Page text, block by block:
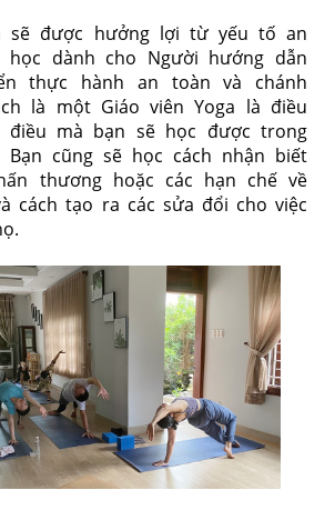
sẽ được hưởng lợi từ yếu tố an
học dành cho Người hướng dẫn
thực hành an toàn và chánh
là một Giáo viên Yoga là điều
điều mà bạn sẽ học được trong
Bạn cũng sẽ học cách nhận biết
thương hoặc các hạn chế về
cách tạo ra các sửa đổi cho việc